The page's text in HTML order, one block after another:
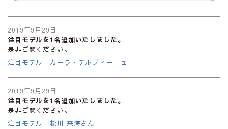
2019年9月29日
注目モデルを1名追加いたしました。
是非ご覧ください。
注目モデル カーラ・デルヴィーニュ
2019年9月29日
注目モデルを1名追加いたしました。
是非ご覧ください。
注目モデル 松川 来海さん